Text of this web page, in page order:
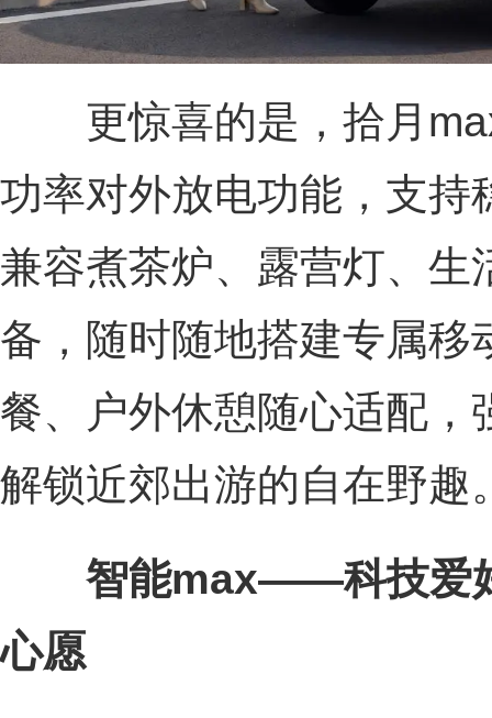
更惊喜的是，拾月
功率对外放电功能，支持
兼容煮茶炉、露营灯、生
备，随时随地搭建专属移
餐、户外休憩随心适配，
解锁近郊出游的自在野趣
智能max——科技爱
心愿